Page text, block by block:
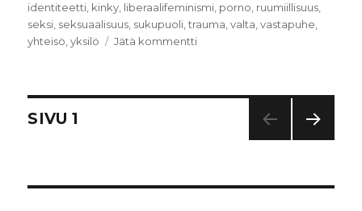
identiteetti, kinky, liberaalifeminismi, porno, ruumiillisuus,
seksi, seksuaalisuus, sukupuoli,trauma,valta,vastapuhe,
yhteisö,yksilö Jätä kommentti
trauma
identiteetit
Artikkelien
SIVU 1
SIVU